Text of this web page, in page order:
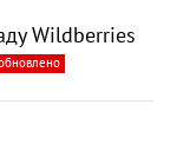
Wildberries